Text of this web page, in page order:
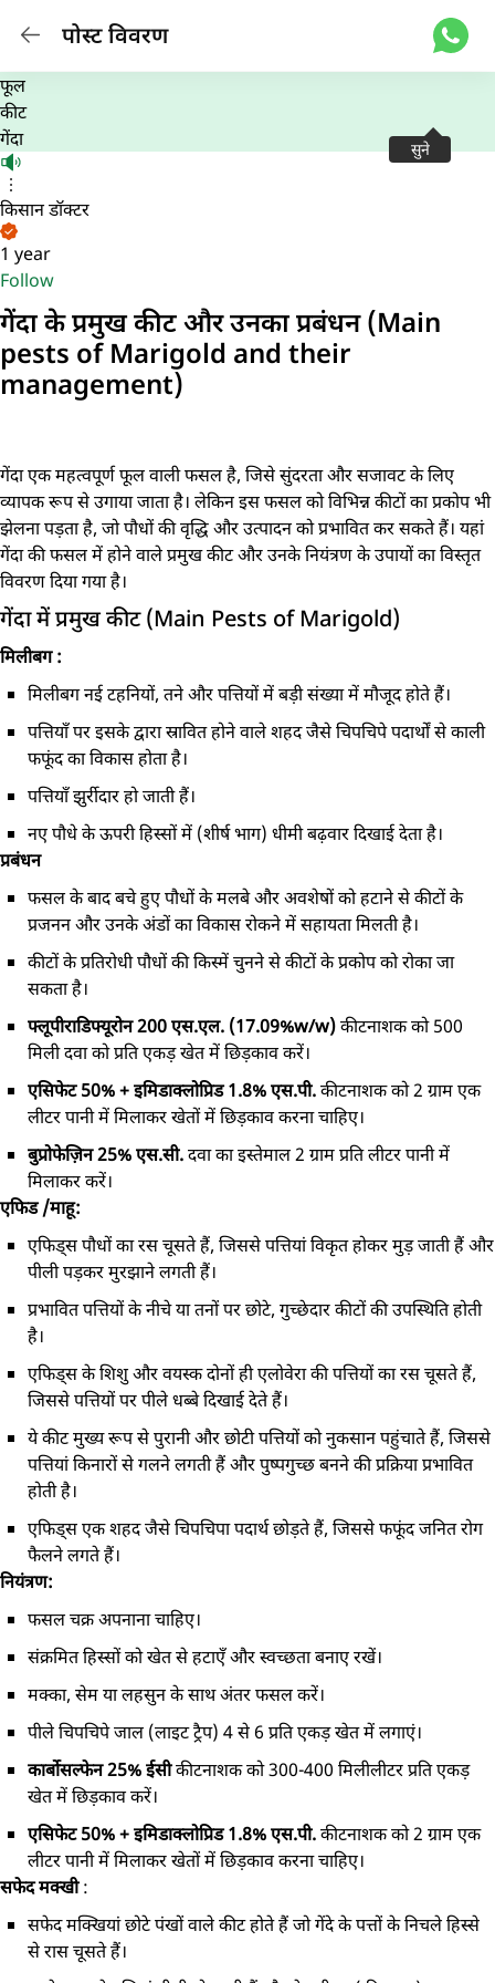
पोस्ट विवरण
सुने
फूल
कीट
गेंदा
किसान डॉक्टर
1 year
Follow
गेंदा के प्रमुख कीट और उनका प्रबंधन (Main
pests of Marigold and their
management)
गेंदा एक महत्वपूर्ण फूल वाली फसल है, जिसे सुंदरता और सजावट के लिए
व्यापक रूप से उगाया जाता है। लेकिन इस फसल को विभिन्न कीटों का प्रकोप भी
झेलना पड़ता है, जो पौधों की वृद्धि और उत्पादन को प्रभावित कर सकते हैं। यहां
गेंदा की फसल में होने वाले प्रमुख कीट और उनके नियंत्रण के उपायों का विस्तृत
विवरण दिया गया है।
गेंदा में प्रमुख कीट (Main Pests of Marigold)
मिलीबग:
मिलीबग नई टहनियों, तने और पत्तियों में बड़ी संख्या में मौजूद होते हैं।
पत्तियाँ पर इसके द्वारा स्रावित होने वाले शहद जैसे चिपचिपे पदार्थों से काली
फफूंद का विकास होता है।
पत्तियाँ झुर्रीदार हो जाती हैं।
नए पौधे के ऊपरी हिस्सों में (शीर्ष भाग) धीमी बढ़वार दिखाई देता है।
प्रबंधन
फसल के बाद बचे हुए पौधों के मलबे और अवशेषों को हटाने से कीटों के
प्रजनन और उनके अंडों का विकास रोकने में सहायता मिलती है।
कीटों के प्रतिरोधी पौधों की किस्में चुनने से कीटों के प्रकोप को रोका जा
सकता है।
फ्लूपीराडिफ्यूरोन 200 एस.एल. (17.09%w/w)कीटनाशक को 500
मिली दवा को प्रति एकड़ खेत में छिड़काव करें।
एसिफेट 50% + इमिडाक्लोप्रिड 1.8% एस.पी.कीटनाशक को 2 ग्राम एक
लीटर पानी में मिलाकर खेतों में छिड़काव करना चाहिए।
बुप्रोफेज़िन 25% एस.सी.दवा का इस्तेमाल 2 ग्राम प्रति लीटर पानी में
मिलाकर करें।
एफिड /माहू:
एफिड्स पौधों का रस चूसते हैं, जिससे पत्तियां विकृत होकर मुड़ जाती हैं और
पीली पड़कर मुरझाने लगती हैं।
प्रभावित पत्तियों के नीचे या तनों पर छोटे, गुच्छेदार कीटों की उपस्थिति होती
है।
एफिड्स के शिशु और वयस्क दोनों ही एलोवेरा की पत्तियों का रस चूसते हैं,
जिससे पत्तियों पर पीले धब्बे दिखाई देते हैं।
ये कीट मुख्य रूप से पुरानी और छोटी पत्तियों को नुकसान पहुंचाते हैं, जिससे
पत्तियां किनारों से गलने लगती हैं और पुष्पगुच्छ बनने की प्रक्रिया प्रभावित
होती है।
एफिड्स एक शहद जैसे चिपचिपा पदार्थ छोड़ते हैं, जिससे फफूंद जनित रोग
फैलने लगते हैं।
नियंत्रण:
फसल चक्र अपनाना चाहिए।
संक्रमित हिस्सों को खेत से हटाएँ और स्वच्छता बनाए रखें।
मक्का, सेम या लहसुन के साथ अंतर फसल करें।
पीले चिपचिपे जाल (लाइट ट्रैप) 4 से 6 प्रति एकड़ खेत में लगाएं।
कार्बोसल्फेन 25% ईसीकीटनाशक को 300-400 मिलीलीटर प्रति एकड़
खेत में छिड़काव करें।
एसिफेट 50% + इमिडाक्लोप्रिड 1.8% एस.पी.कीटनाशक को 2 ग्राम एक
लीटर पानी में मिलाकर खेतों में छिड़काव करना चाहिए।
सफेद मक्खी:
सफेद मक्खियां छोटे पंखों वाले कीट होते हैं जो गेंदे के पत्तों के निचले हिस्से
से रास चूसते हैं।